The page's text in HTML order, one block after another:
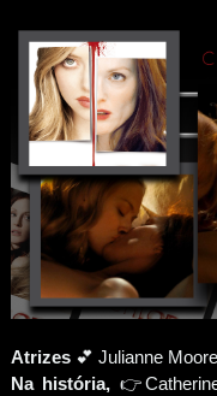
Atrizes 💕 Julianne
Na história,